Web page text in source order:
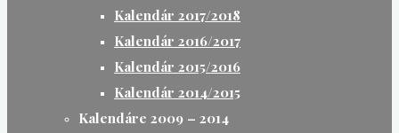
Kalendár 2017/2018
Kalendár 2016/2017
Kalendár 2015/2016
Kalendár 2014/2015
Kalendáre 2009 – 2014